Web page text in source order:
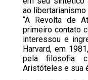
ao
“A Revolta de
primeiro contato
interessou e
Harvard, em
pela filosofia
Aristóteles e sua